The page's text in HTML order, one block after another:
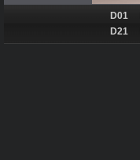
D01
D21